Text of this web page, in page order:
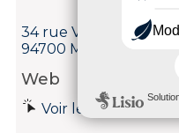
34 rue Victor Hugo
94700 Maisons-Alfort
Web
Voir le site internet